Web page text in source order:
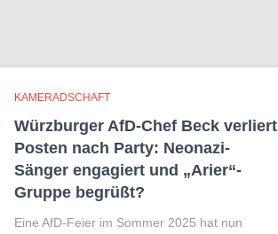
KAMERADSCHAFT
Würzburger AfD-Chef Beck verliert
Posten nach Party: Neonazi-
Sänger engagiert und „Arier“-
Gruppe begrüßt?
Eine AfD-Feier im Sommer 2025 hat nun